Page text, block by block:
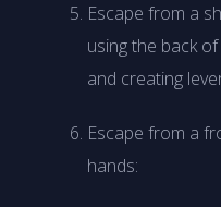
Escape from a
using the back
and creating
Escape from a
hands: